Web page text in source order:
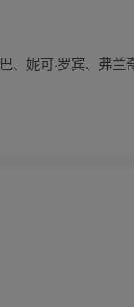
妮可·罗宾、弗兰